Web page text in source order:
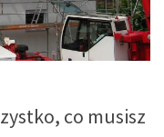
co musisz